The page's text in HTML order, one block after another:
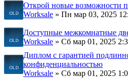
Открой новые возможности
Worksale » Пн мар 03, 2025
Доступные межкомнатные
Worksale » Сб мар 01, 2025
Диплом с гарантией
конфиденциальностью
Worksale » Сб мар 01, 2025